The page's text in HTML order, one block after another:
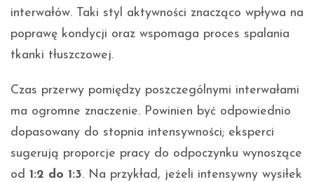
interwałów. Taki styl aktywności znacząco wpływa na
poprawę kondycji oraz wspomaga proces spalania
tkanki tłuszczowej.
Czas przerwy pomiędzy poszczególnymi interwałami
ma ogromne znaczenie. Powinien być odpowiednio
dopasowany do stopnia intensywności; eksperci
sugerują proporcje pracy do odpoczynku wynoszące
od 1:2 do 1:3. Na przykład, jeżeli intensywny wysiłek